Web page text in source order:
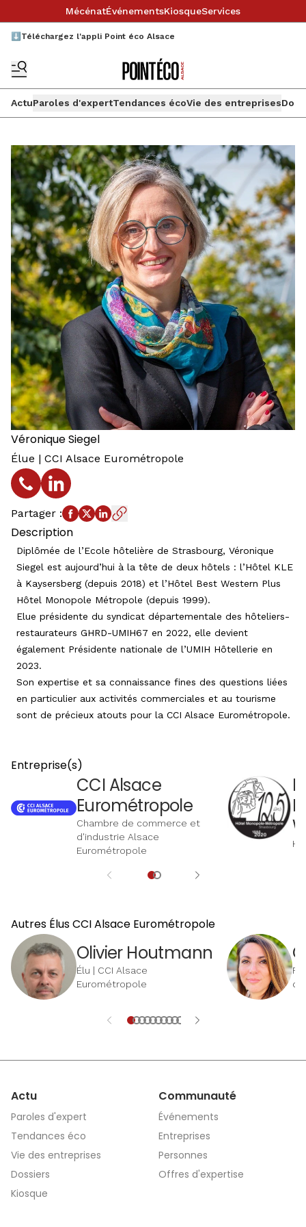
MécénatÉvénementsKiosqueServices
⬇️Téléchargez l'appli Point éco Alsace
ActuParoles d'expertTendances écoVie des entreprises
VéroniqueSiegel
Élue | CCI Alsace Eurométropole
TéléphoneProfil LinkedIn
Partager :
Description
Diplômée de l’Ecole hôtelière de Strasbourg, Véronique
Siegel est aujourd’hui à la tête de deux hôtels : l’Hôtel KLE
à Kaysersberg (depuis 2018) et l’Hôtel Best Western Plus
Hôtel Monopole Métropole (depuis 1999).
Elue présidente du syndicat départementale des hôteliers-
restaurateurs GHRD-UMIH67 en 2022, elle devient
également Présidente nationale de l’UMIH Hôtellerie en
2023.
Son expertise et sa connaissance fines des questions liées
en particulier aux activités commerciales et au tourisme
sont de précieux atouts pour la CCI Alsace Eurométropole.
Entreprise(s)
CCI Alsace
Eurométropole
Chambre de commerce et
d'industrie Alsace
Eurométropole
Autres Élus CCI Alsace Eurométropole
Olivier Houtmann
Élu | CCI Alsace
Eurométropole
Actu
Paroles d'expert
Tendances éco
Vie des entreprises
Dossiers
Kiosque
Communauté
Événements
Entreprises
Personnes
Offres d'expertise